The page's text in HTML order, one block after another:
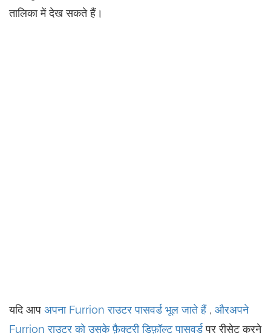
तालिका में देख सकते हैं।
यदि आप अपना Furrion राउटर पासवर्ड भूल जाते हैं, औरअपने
Furrion राउटर को उसके फ़ैक्टरी डिफ़ॉल्ट पासवर्डपर रीसेट करने